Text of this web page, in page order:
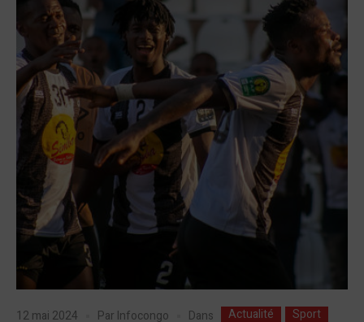
12 mai 2024 Par Infocongo Dans Actualité Sport